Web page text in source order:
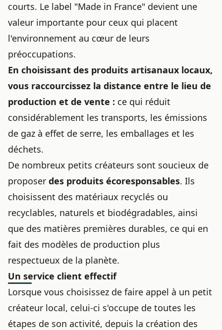
courts. Le label "Made in France" devient une
valeur importante pour ceux qui placent
l'environnement au cœur de leurs
préoccupations.
En choisissant des produits artisanaux locaux,
vous raccourcissez la distance entre le lieu de
production et de vente : ce qui réduit
considérablement les transports, les émissions
de gaz à effet de serre, les emballages et les
déchets.
De nombreux petits créateurs sont soucieux de
proposer des produits écoresponsables. Ils
choisissent des matériaux recyclés ou
recyclables, naturels et biodégradables, ainsi
que des matières premières durables, ce qui en
fait des modèles de production plus
respectueux de la planète.
Un service client effectif
Lorsque vous choisissez de faire appel à un petit
créateur local, celui-ci s'occupe de toutes les
étapes de son activité, depuis la création des